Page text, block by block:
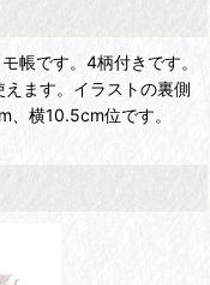
帳です。4柄付きです。
ます。イラストの裏側
、横10.5cm位です。